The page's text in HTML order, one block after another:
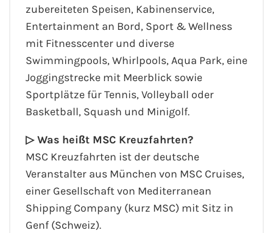
zubereiteten Speisen, Kabinenservice,
Entertainment an Bord, Sport & Wellness
mit Fitnesscenter und diverse
Swimmingpools, Whirlpools, Aqua Park, eine
Joggingstrecke mit Meerblick sowie
Sportplätze für Tennis, Volleyball oder
Basketball, Squash und Minigolf.
▷Was heißt MSC Kreuzfahrten?
MSC Kreuzfahrten ist der deutsche
Veranstalter aus München von MSC Cruises,
einer Gesellschaft von Mediterranean
Shipping Company (kurz MSC) mit Sitz in
Genf (Schweiz).